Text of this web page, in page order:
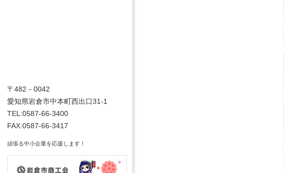
〒482－0042
愛知県岩倉市中本町西出口31-1
TEL:0587-66-3400
FAX:0587-66-3417
頑張る中小企業を応援します！